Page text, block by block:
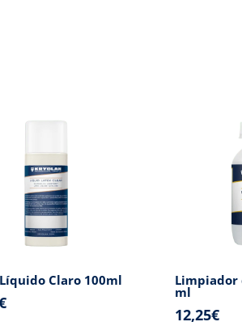
Claro 100ml Limpiador
ml
12,25€